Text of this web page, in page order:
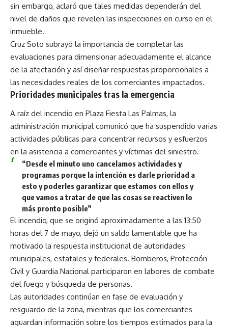
sin embargo, aclaró que tales medidas dependerán del
nivel de daños que revelen las inspecciones en curso en el
inmueble.
Cruz Soto subrayó la importancia de completar las
evaluaciones para dimensionar adecuadamente el alcance
de la afectación y así diseñar respuestas proporcionales a
las necesidades reales de los comerciantes impactados.
Prioridades municipales tras la emergencia
A raíz del incendio en Plaza Fiesta Las Palmas, la
administración municipal comunicó que ha suspendido varias
actividades públicas para concentrar recursos y esfuerzos
en la asistencia a comerciantes y víctimas del siniestro.
“Desde el minuto uno cancelamos actividades y
programas porque la intención es darle prioridad a
esto y poderles garantizar que estamos con ellos y
que vamos a tratar de que las cosas se reactiven lo
más pronto posible”
El incendio, que se originó aproximadamente a las 13:50
horas del 7 de mayo, dejó un saldo lamentable que ha
motivado la respuesta institucional de autoridades
municipales, estatales y federales. Bomberos, Protección
Civil y Guardia Nacional participaron en labores de combate
del fuego y búsqueda de personas.
Las autoridades continúan en fase de evaluación y
resguardo de la zona, mientras que los comerciantes
aguardan información sobre los tiempos estimados para la